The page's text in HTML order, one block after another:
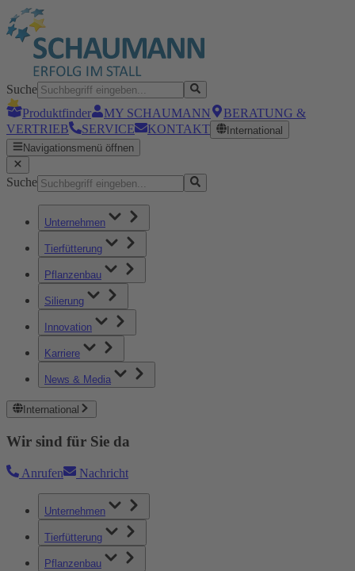
Suche
Produktfinder
MY SCHAUMANN
BERATUNG &
VERTRIEB
SERVICE KONTAKT
International
Navigationsmenü öffnen
Suche
Unternehmen
Tierfütterung
Pflanzenbau
Silierung
Innovation
Karriere
News & Media
International
Wir sind für Sie da
Anrufen Nachricht
Unternehmen
Tierfütterung
Pflanzenbau